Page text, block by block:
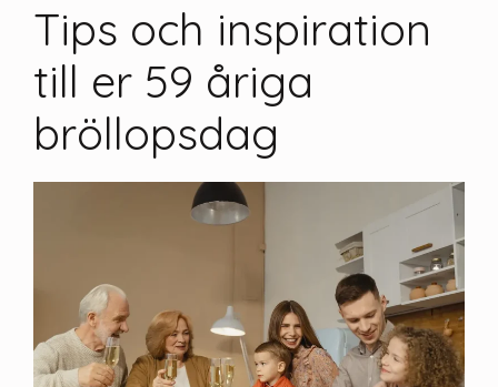
Tips och inspiration
till er 59 åriga
bröllopsdag